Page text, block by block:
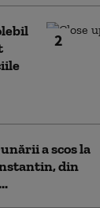
2
a scos la
din